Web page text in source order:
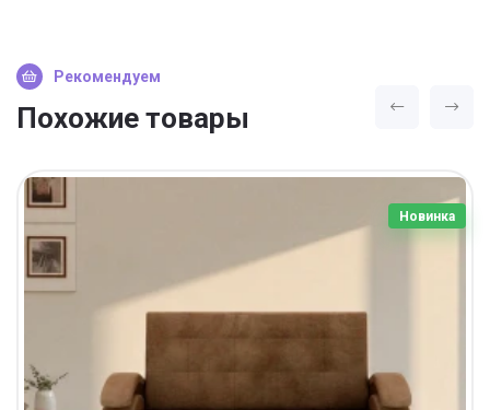
Рекомендуем
Похожие товары
Новинка